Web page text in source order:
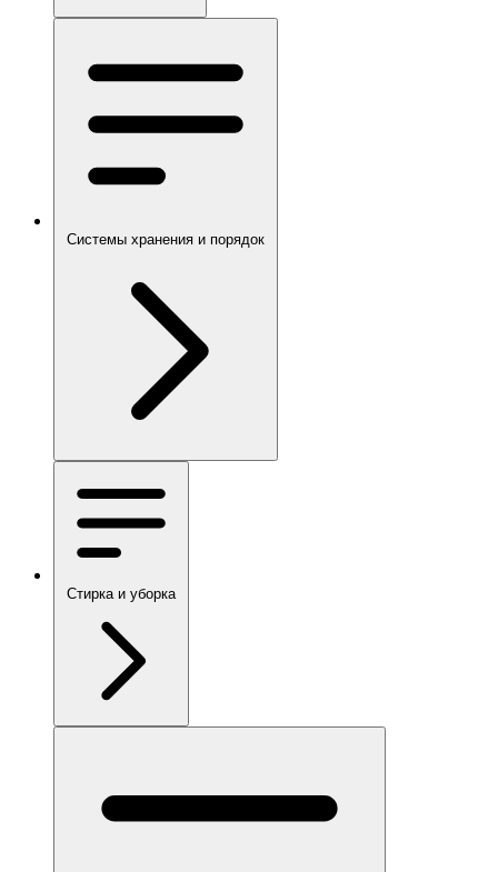
Системы хранения и порядок
Стирка и уборка